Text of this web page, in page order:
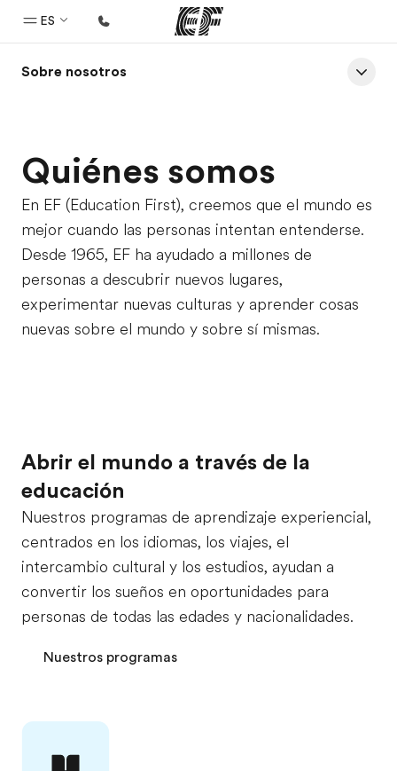
ES
Inicio
Ver todo lo que hacemos
Oficinas
Encuentra una oficina
Sobre nosotros
Quiénes somos
Sobre nosotros
Quiénes somos
En EF (Education First), creemos que el mundo es
mejor cuando las personas intentan entenderse.
Desde 1965, EF ha ayudado a millones de
personas a descubrir nuevos lugares,
experimentar nuevas culturas y aprender cosas
nuevas sobre el mundo y sobre sí mismas.
Abrir el mundo a través de la
educación
Nuestros programas de aprendizaje experiencial,
centrados en los idiomas, los viajes, el
intercambio cultural y los estudios, ayudan a
convertir los sueños en oportunidades para
personas de todas las edades y nacionalidades.
Nuestros programas